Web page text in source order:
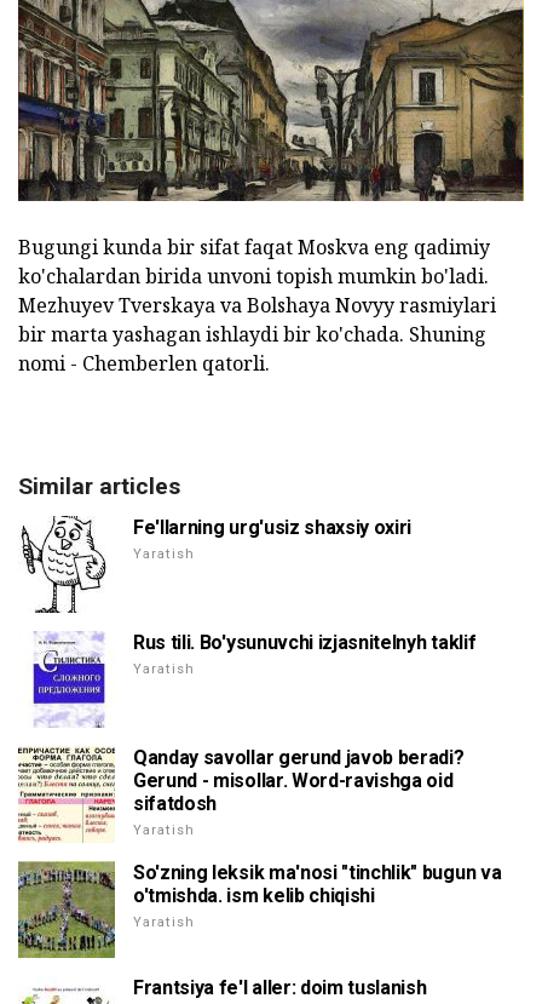
Bugungi kunda bir sifat faqat Moskva eng qadimiy
ko'chalardan birida unvoni topish mumkin bo'ladi.
Mezhuyev Tverskaya va Bolshaya Novyy rasmiylari
bir marta yashagan ishlaydi bir ko'chada. Shuning
nomi - Chemberlen qatorli.
Similar articles
Fe'llarning urg'usiz shaxsiy oxiri
Yaratish
Rus tili. Bo'ysunuvchi izjasnitelnyh taklif
Yaratish
Qanday savollar gerund javob beradi?
Gerund - misollar. Word-ravishga oid
sifatdosh
Yaratish
So'zning leksik ma'nosi "tinchlik" bugun va
o'tmishda. ism kelib chiqishi
Yaratish
Frantsiya fe'l aller: doim tuslanish